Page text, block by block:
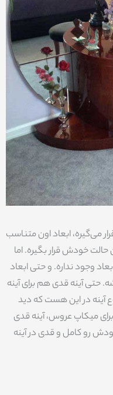
می‌گیره، ابعاد اون متناسب
حالت خودش قرار بگیره. اما
وجود نداره. و حتی ابعاد
حتی آینه قدی هم برای آینه
آینه در این هست که دید
میکاپ عروس، آینه قدی
رو کامل و قدی در آینه